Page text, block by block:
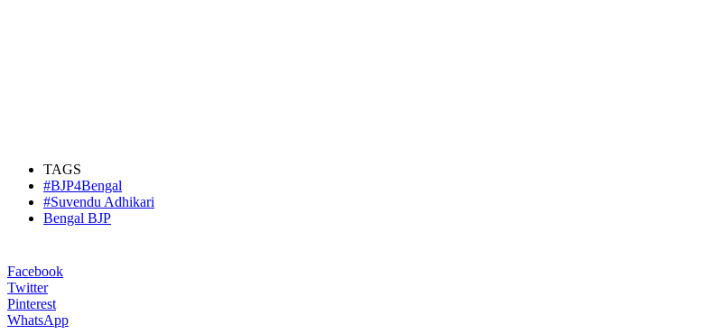
TAGS
#BJP4Bengal
#Suvendu Adhikari
Bengal BJP
Facebook
Twitter
Pinterest
WhatsApp